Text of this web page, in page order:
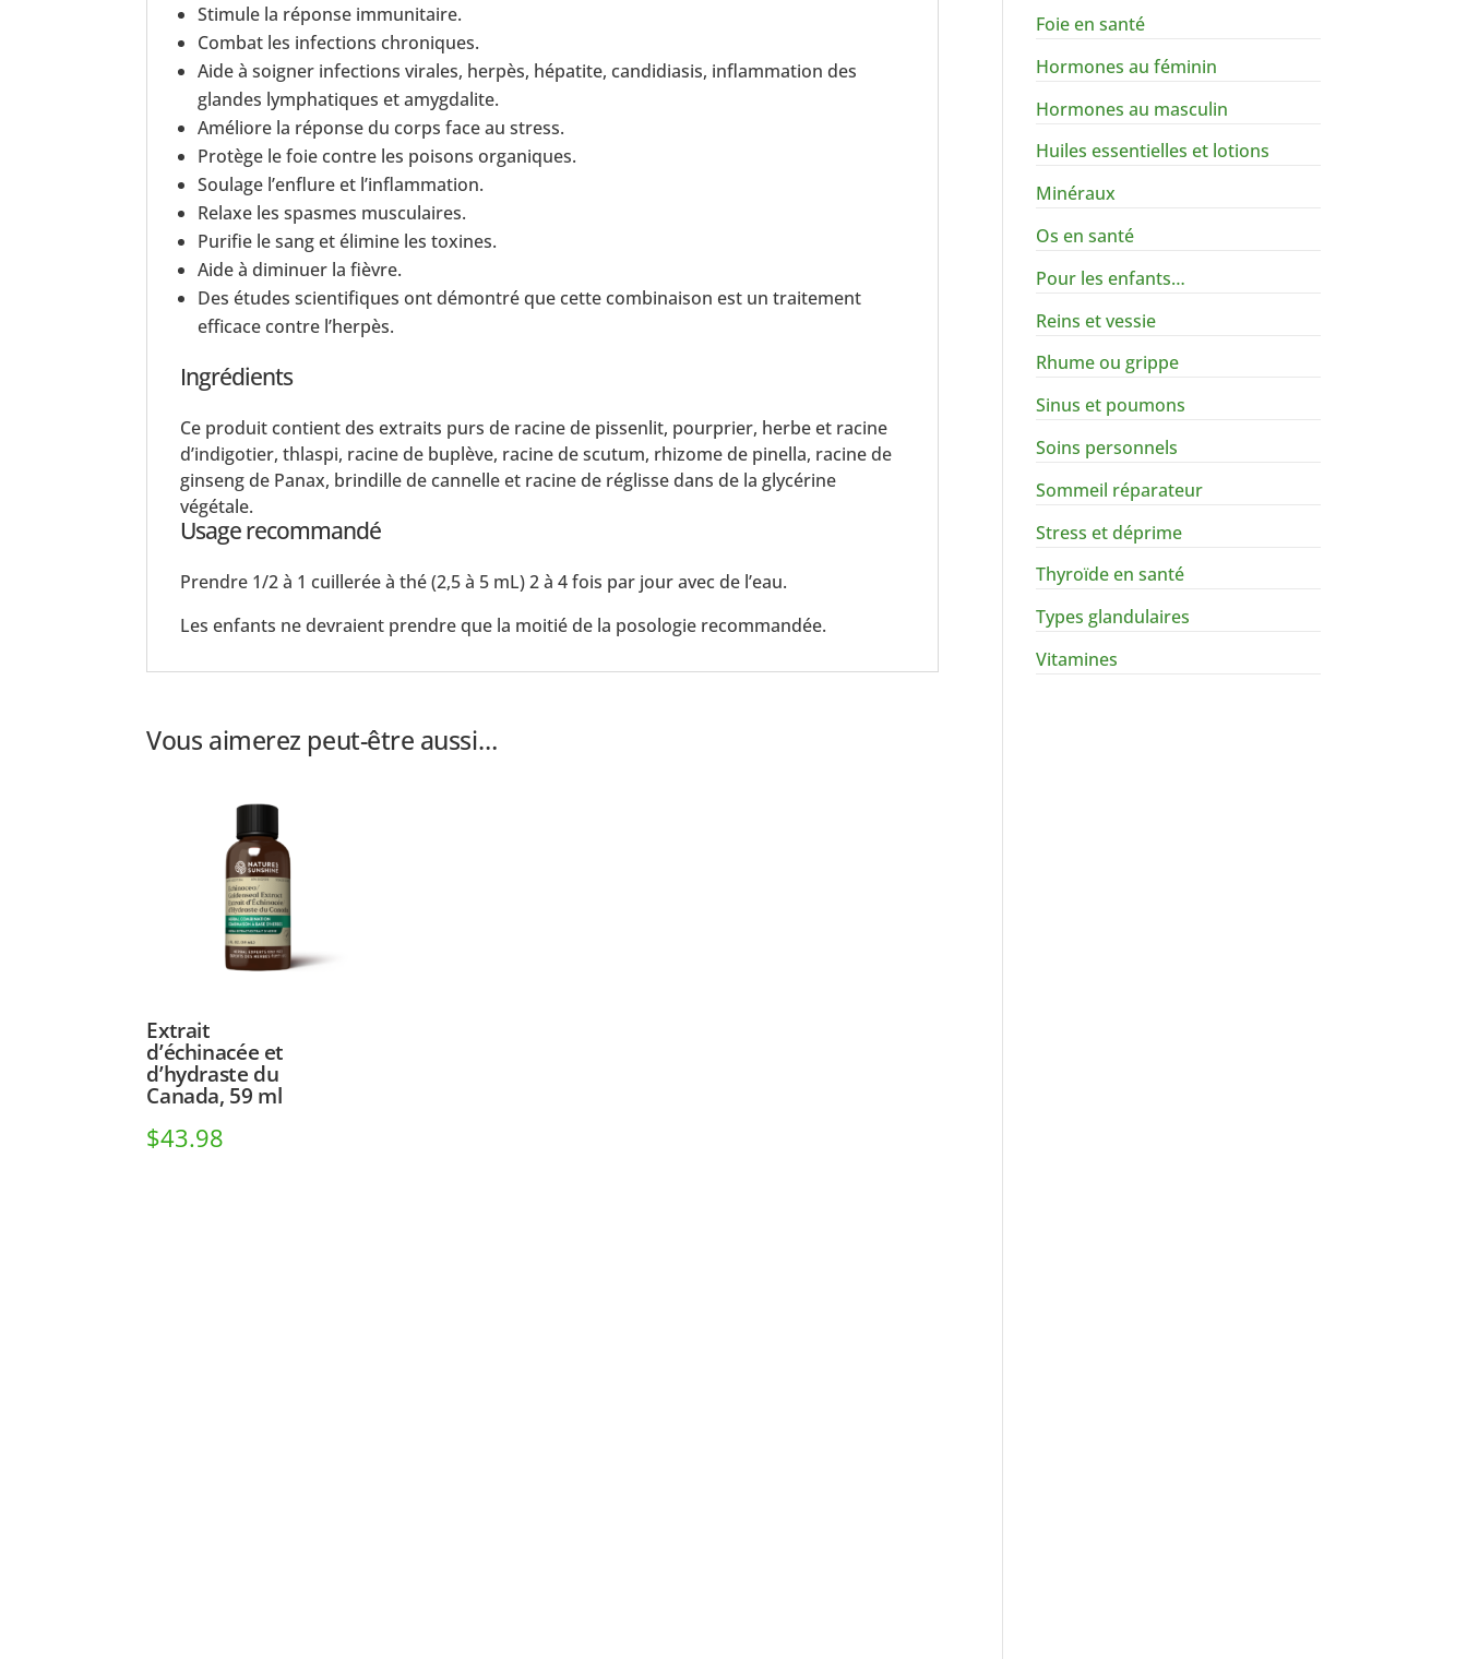
Stimule la réponse immunitaire.
Combat les infections chroniques.
Aide à soigner infections virales, herpès, hépatite, candidiasis, inflammation des
glandes lymphatiques et amygdalite.
Améliore la réponse du corps face au stress.
Protège le foie contre les poisons organiques.
Soulage l’enflure et l’inflammation.
Relaxe les spasmes musculaires.
Purifie le sang et élimine les toxines.
Aide à diminuer la fièvre.
Des études scientifiques ont démontré que cette combinaison est un traitement
efficace contre l’herpès.
Ingrédients
Ce produit contient des extraits purs de racine de pissenlit, pourprier, herbe et racine
d’indigotier, thlaspi, racine de buplève, racine de scutum, rhizome de pinella, racine de
ginseng de Panax, brindille de cannelle et racine de réglisse dans de la glycérine
végétale.
Usage recommandé
Prendre 1/2 à 1 cuillerée à thé (2,5 à 5 mL) 2 à 4 fois par jour avec de l’eau.
Les enfants ne devraient prendre que la moitié de la posologie recommandée.
Vous aimerez peut-être aussi…
Extrait
d’échinacée et
d’hydraste du
Canada, 59 ml
$43.98
Foie en santé
Hormones au féminin
Hormones au masculin
Huiles essentielles et lotions
Minéraux
Os en santé
Pour les enfants…
Reins et vessie
Rhume ou grippe
Sinus et poumons
Soins personnels
Sommeil réparateur
Stress et déprime
Thyroïde en santé
Types glandulaires
Vitamines